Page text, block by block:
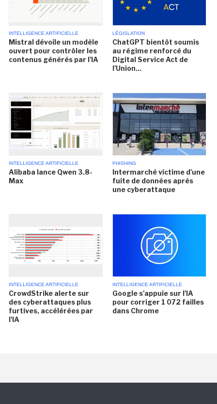
INTELLIGENCE ARTIFICIELLE
Mistral dévoile un modèle
ouvert pour contrôler les
contenus générés par l'IA
LÉGISLATION
ChatGPT bientôt soumis
au régime renforcé du
Digital Service Act de
l'Union...
INTELLIGENCE ARTIFICIELLE
Alibaba lance Qwen 3.8-
Max
PHISHING
Intermarché victime d'une
fuite de données après
une cyberattaque
INTELLIGENCE ARTIFICIELLE
CrowdStrike alerte sur
des cyberattaques plus
furtives, accélérées par
l'IA
INTELLIGENCE ARTIFICIELLE
Google s'appuie sur l'IA
pour corriger 1 072 failles
dans Chrome